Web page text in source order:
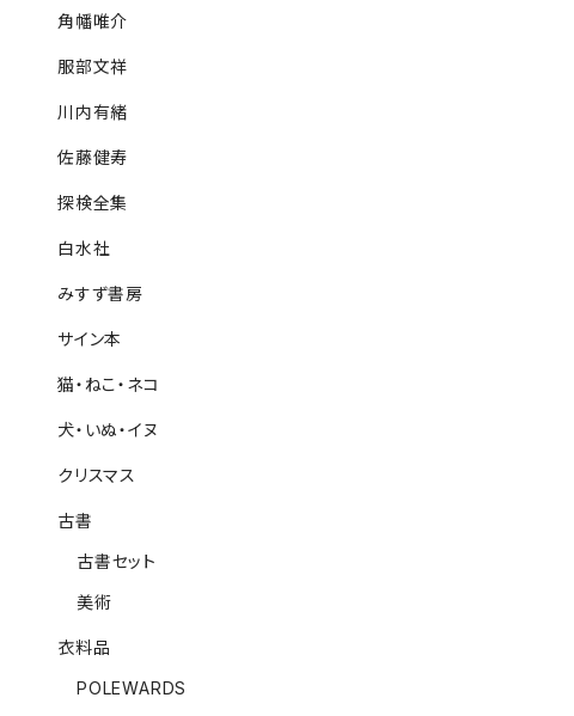
角幡唯介
服部文祥
川内有緒
佐藤健寿
探検全集
白水社
みすず書房
サイン本
猫・ねこ・ネコ
犬・いぬ・イヌ
クリスマス
古書
古書セット
美術
衣料品
POLEWARDS